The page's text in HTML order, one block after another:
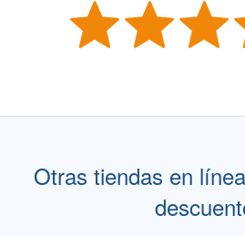
Otras tiendas en